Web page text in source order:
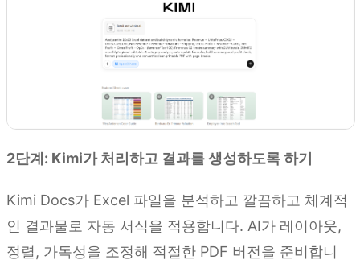
2단계: Kimi가 처리하고 결과를 생성하도록 하기
Kimi Docs가 Excel 파일을 분석하고 깔끔하고 체계적
인 결과물로 자동 서식을 적용합니다. AI가 레이아웃,
정렬, 가독성을 조정해 적절한 PDF 버전을 준비합니